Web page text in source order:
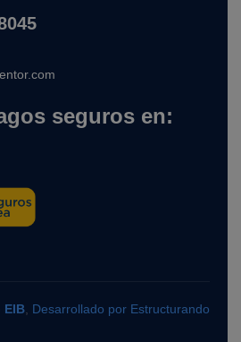
seguros en:
EIB, Desarrollado por Estructurando